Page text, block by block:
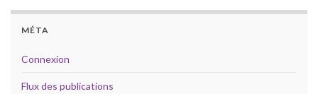
MÉTA
Connexion
Flux des publications